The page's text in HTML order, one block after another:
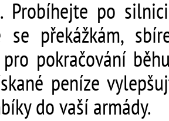
Probíhejte po
se překážkám,
pokračování
peníze
do vaší armády.